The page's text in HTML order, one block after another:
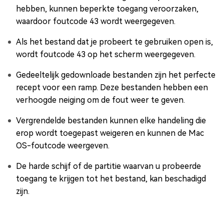
hebben, kunnen beperkte toegang veroorzaken,
waardoor foutcode 43 wordt weergegeven.
Als het bestand dat je probeert te gebruiken open is,
wordt foutcode 43 op het scherm weergegeven.
Gedeeltelijk gedownloade bestanden zijn het perfecte
recept voor een ramp. Deze bestanden hebben een
verhoogde neiging om de fout weer te geven.
Vergrendelde bestanden kunnen elke handeling die
erop wordt toegepast weigeren en kunnen de Mac
OS-foutcode weergeven.
De harde schijf of de partitie waarvan u probeerde
toegang te krijgen tot het bestand, kan beschadigd
zijn.